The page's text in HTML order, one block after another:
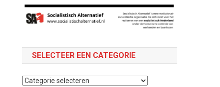
SELECTEER EEN CATEGORIE
Selecteer